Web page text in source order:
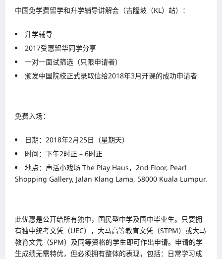
中国免学费留学和升学辅导讲解会（吉隆坡（KL）站）：
升学辅导
2017受惠留华同学分享
一对一面试筛选（只限申请者）
颁发中国院校正式录取信给2018年3月开课的成功申请者
免费入场：
日期：2018年2月25日（星期天）
时间：下午2时正 – 6时正
地点：声活小戏场 The Play Haus，2nd Floor, Pearl
Shopping Gallery, Jalan Klang Lama, 58000 Kuala Lumpur.
此优惠是公开给所有独中，国民型中学及国中毕业生。只要拥
有独中统考文凭（UEC），大马高等教育文凭（STPM）或大马
教育文凭（SPM）及同等资格的学生即可作出申请。申请的学
生成绩无需特优，但必须拥有整体的表现，包括：日常学习成